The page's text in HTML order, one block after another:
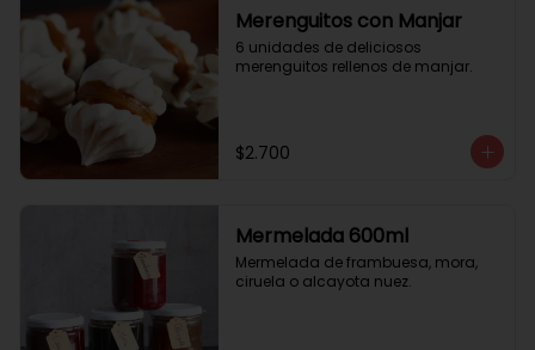
Merenguitos con Manjar
6 unidades de deliciosos
merenguitos rellenos de manjar.
$2.700
Mermelada 600ml
Mermelada de frambuesa, mora,
ciruela o alcayota nuez.